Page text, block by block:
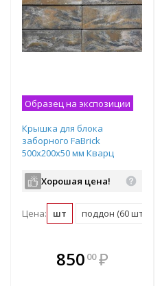
Образец на экспозиции
Крышка для блока
заборного FaBrick
500х200х50 мм Кварц
Хорошая цена!
Цена: шт поддон (60 шт)
850 00 ₽
В комплекте
всегда выгоднее!